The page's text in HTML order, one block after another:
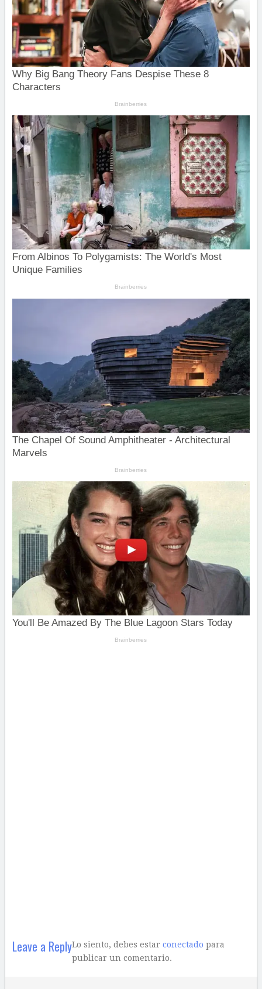
Leave a ReplyLo siento, debes estar conectado para
publicar un comentario.